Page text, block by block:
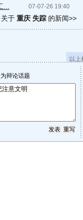
07-07-26 19:40
于 重庆 失踪 的新闻>>
以
辩论话题